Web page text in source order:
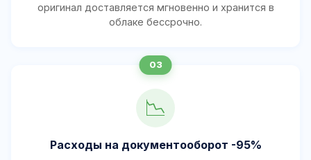
оригинал доставляется мгновенно и хранится в
облаке бессрочно.
📉
Расходы на документооборот -95%